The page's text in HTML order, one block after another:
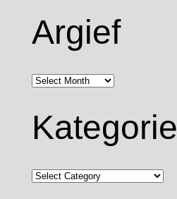
Argief
Argief
Kategorie
Kategorie